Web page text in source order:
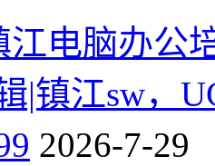
江电脑办公
|镇江sw，
2026-7-29